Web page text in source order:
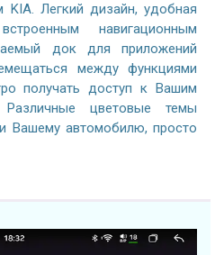
Легкий дизайн, удобная
навигационным
док для приложений
между функциями
получать доступ к Вашим
цветовые темы
Вашему автомобилю, просто